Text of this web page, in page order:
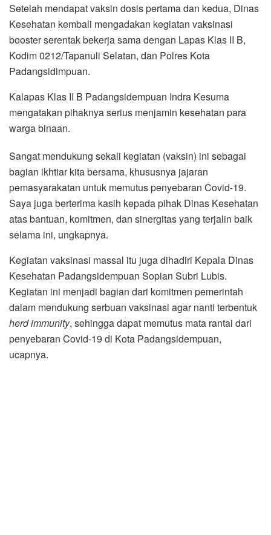
Setelah mendapat vaksin dosis pertama dan kedua, Dinas
Kesehatan kembali mengadakan kegiatan vaksinasi
booster serentak bekerja sama dengan Lapas Klas II B,
Kodim 0212/Tapanuli Selatan, dan Polres Kota
Padangsidimpuan.
Kalapas Klas II B Padangsidempuan Indra Kesuma
mengatakan pihaknya serius menjamin kesehatan para
warga binaan.
Sangat mendukung sekali kegiatan (vaksin) ini sebagai
bagian ikhtiar kita bersama, khususnya jajaran
pemasyarakatan untuk memutus penyebaran Covid-19.
Saya juga berterima kasih kepada pihak Dinas Kesehatan
atas bantuan, komitmen, dan sinergitas yang terjalin baik
selama ini, ungkapnya.
Kegiatan vaksinasi massal itu juga dihadiri Kepala Dinas
Kesehatan Padangsidempuan Sopian Subri Lubis.
Kegiatan ini menjadi bagian dari komitmen pemerintah
dalam mendukung serbuan vaksinasi agar nanti terbentuk
herd immunity, sehingga dapat memutus mata rantai dari
penyebaran Covid-19 di Kota Padangsidempuan,
ucapnya.